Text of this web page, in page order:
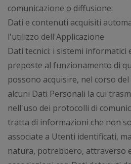
comunicazione o diffusione.
Dati e contenuti acquisiti
l'utilizzo dell'Applicazione
Dati tecnici: i sistemi
preposte al funzionamento di
possono acquisire, nel corso
alcuni Dati Personali la cui
nell'uso dei protocolli di
tratta di informazioni che non
associate a Utenti identificati,
natura, potrebbero, attraverso